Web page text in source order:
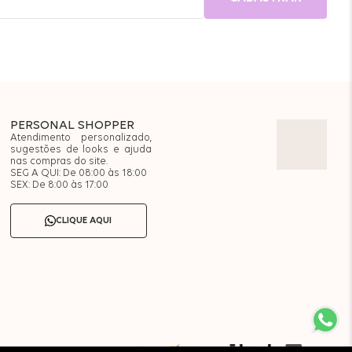
PERSONAL SHOPPER
Atendimento personalizado,
sugestões de looks e ajuda
nas compras do site.
SEG A QUI: De 08:00 às 18:00
SEX: De 8:00 às 17:00
CLIQUE AQUI